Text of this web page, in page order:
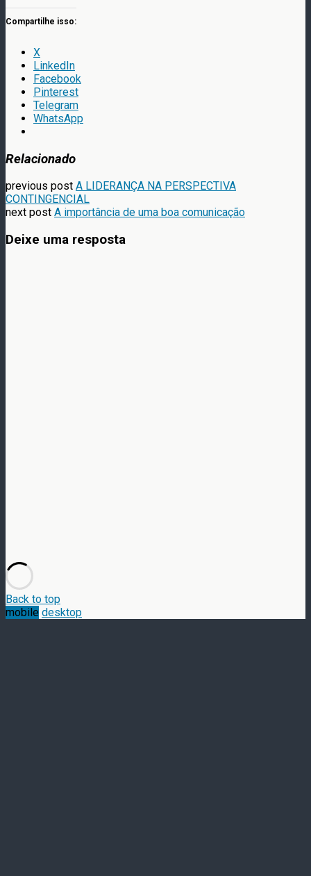
Compartilhe isso:
X
LinkedIn
Facebook
Pinterest
Telegram
WhatsApp
Relacionado
previous post A LIDERANÇA NA PERSPECTIVA
CONTINGENCIAL
next post A importância de uma boa comunicação
Deixe uma resposta
Back to top
mobile desktop